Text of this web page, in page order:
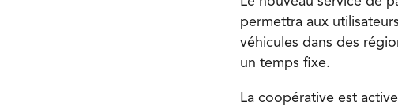
permettra aux
véhicules dans des
un temps fixe.
La coopérative est